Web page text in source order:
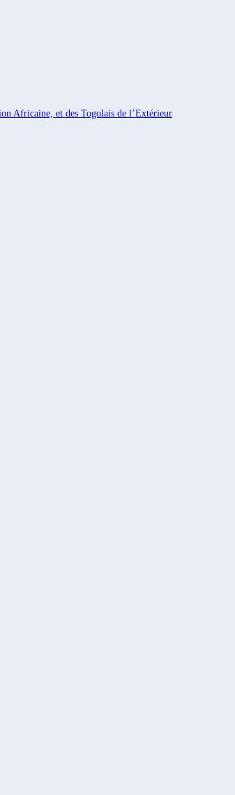
Africaine, et des Togolais de l’Extérieur